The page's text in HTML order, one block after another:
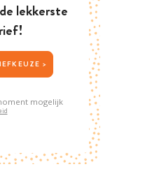
lekkerste
JOUW NIEUWSBRIEFKEUZE >
mogelijk